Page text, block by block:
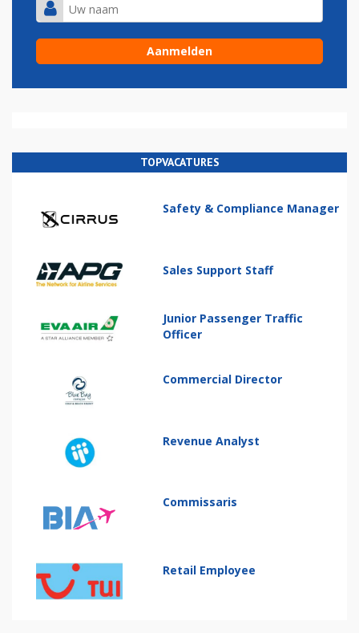
TOPVACATURES
Safety & Compliance Manager
Sales Support Staff
Junior Passenger Traffic
Officer
Commercial Director
Revenue Analyst
Commissaris
Retail Employee